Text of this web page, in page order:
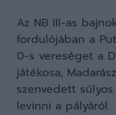
Az NB III-as
fordulójában a
0-s vereséget a
játékosa,
szenvedett
levinni a pályáról.